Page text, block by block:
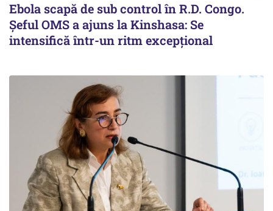
Ebola scapă de sub control în R.D. Congo.
Șeful OMS a ajuns la Kinshasa: Se
intensifică într-un ritm excepţional